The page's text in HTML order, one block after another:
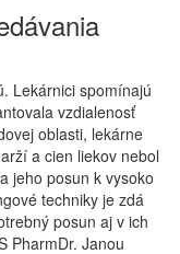
Lekárnici spomínajú
vzdialenosť
oblasti, lekárne
a cien liekov nebol
jeho posun k vysoko
techniky je zdá
posun aj v ich
PharmDr. Janou